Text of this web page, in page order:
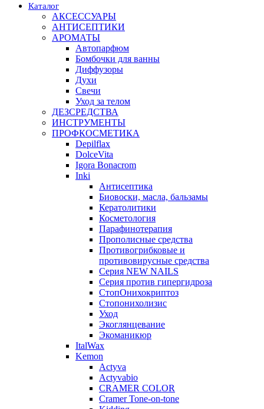
Каталог
АКСЕССУАРЫ
АНТИСЕПТИКИ
АРОМАТЫ
Автопарфюм
Бомбочки для ванны
Диффузоры
Духи
Свечи
Уход за телом
ДЕЗСРЕДСТВА
ИНСТРУМЕНТЫ
ПРОФКОСМЕТИКА
Depilflax
DolceVita
Igora Bonacrom
Inki
Антисептика
Биовоски, масла, бальзамы
Кератолитики
Косметология
Парафинотерапия
Прополисные средства
Противогрибковые и
противовирусные средства
Серия NEW NAILS
Серия против гипергидроза
СтопОнихокриптоз
Стопонихолизис
Уход
Экоглянцевание
Экоманикюр
ItalWax
Kemon
Actyva
Actyvabio
CRAMER COLOR
Cramer Tone-on-tone